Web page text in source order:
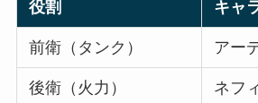
役割 キャ
前衛（タンク） アー
後衛（火力）
ネフ